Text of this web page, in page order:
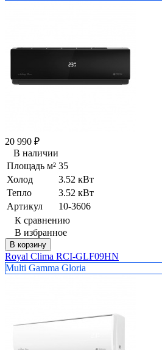
20 990 ₽
В наличии
Площадь м² 35
Холод
3.52 кВт
Тепло
3.52 кВт
Артикул
10-3606
К сравнению
В избранное
В корзину
Royal Clima RCI-GLF09HN
Multi Gamma Gloria